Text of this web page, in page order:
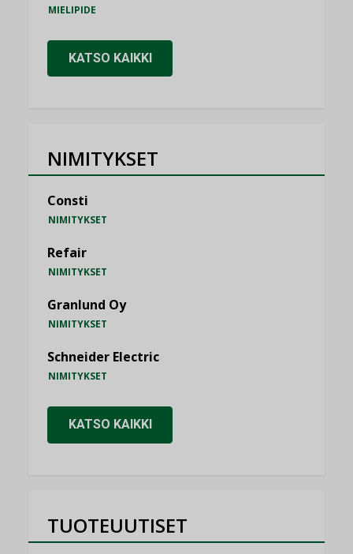
MIELIPIDE
KATSO KAIKKI
NIMITYKSET
Consti
NIMITYKSET
Refair
NIMITYKSET
Granlund Oy
NIMITYKSET
Schneider Electric
NIMITYKSET
KATSO KAIKKI
TUOTEUUTISET